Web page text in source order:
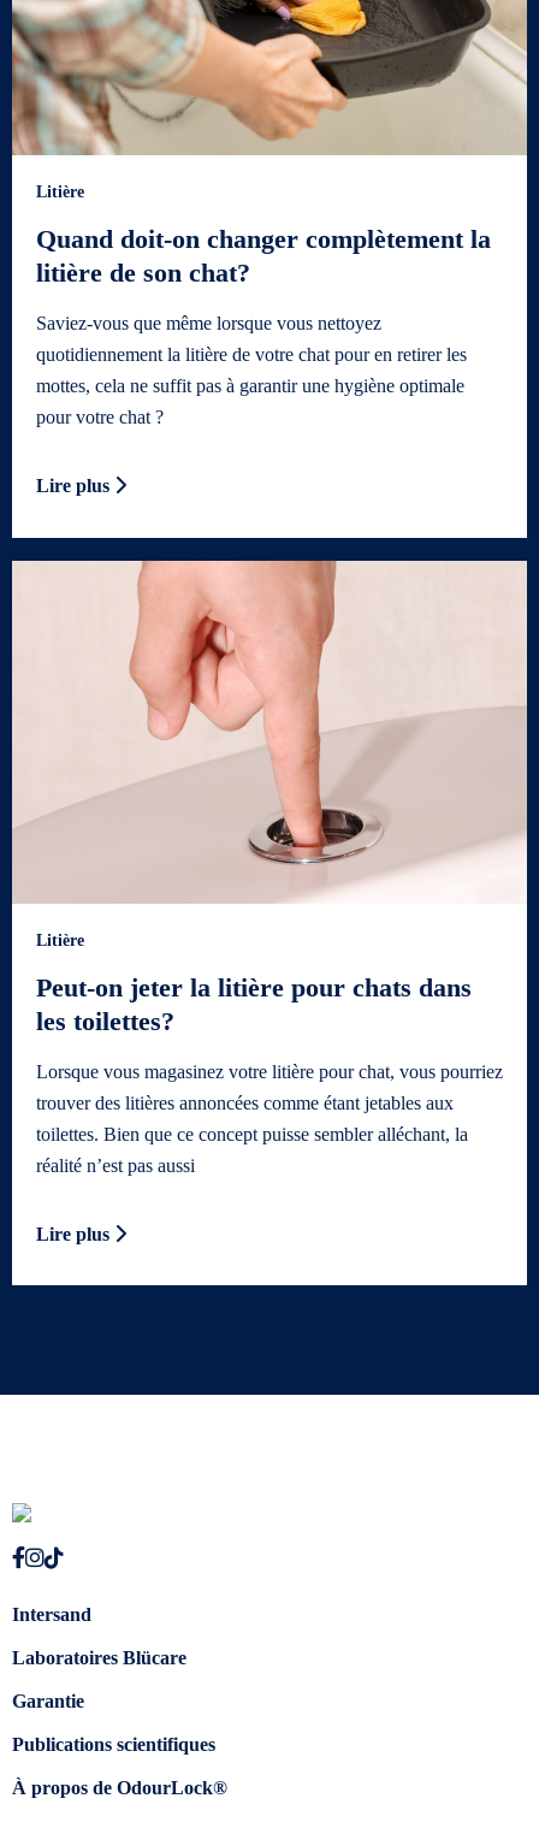
Litière
Quand doit-on changer complètement la
litière de son chat?
Saviez-vous que même lorsque vous nettoyez
quotidiennement la litière de votre chat pour en retirer les
mottes, cela ne suffit pas à garantir une hygiène optimale
pour votre chat ?
Lire plus
Litière
Peut-on jeter la litière pour chats dans
les toilettes?
Lorsque vous magasinez votre litière pour chat, vous pourriez
trouver des litières annoncées comme étant jetables aux
toilettes. Bien que ce concept puisse sembler alléchant, la
réalité n’est pas aussi
Lire plus
Intersand
Laboratoires Blücare
Garantie
Publications scientifiques
À propos de OdourLock®